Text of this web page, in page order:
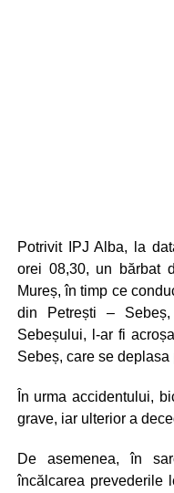
Potrivit IPJ Alba, la
orei 08,30, un bărbat
Mureș, în timp ce
din Petrești –
Sebeșului, l-ar fi
Sebeș, care se deplasa
În urma accidentului,
grave, iar ulterior a
De asemenea, în
încălcarea prevederile